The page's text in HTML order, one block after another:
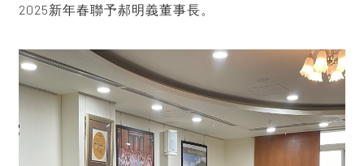
2025新年春聯予郝明義董事長。